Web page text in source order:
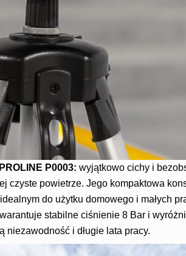
P0003: wyjątkowo cichy i
czyste powietrze. Jego kompaktowa
do użytku domowego i małych
stabilne ciśnienie 8 Bar i
i długie lata pracy.